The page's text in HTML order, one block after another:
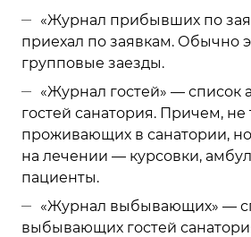
«Журнал прибывших по
приехал по заявкам. Обычно
групповые заезды.
«Журнал гостей» — список
гостей санатория. Причем, не
проживающих в санатории,
на лечении — курсовки,
пациенты.
«Журнал выбывающих» —
выбывающих гостей